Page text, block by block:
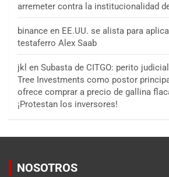
arremeter contra la institucionalidad
binance en EE.UU. se alista para
testaferro Alex Saab
jkl en Subasta de CITGO: perito
Tree Investments como postor
ofrece comprar a precio de gallina
¡Protestan los inversores!
NOSOTROS